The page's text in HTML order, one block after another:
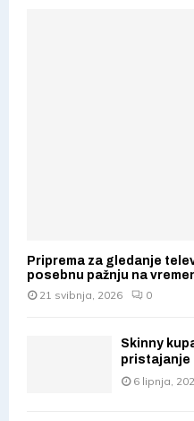
Priprema za gledanje
posebnu pažnju na
21 svibnja, 2026
0
Skinny
pristajanje
6 lipnja,